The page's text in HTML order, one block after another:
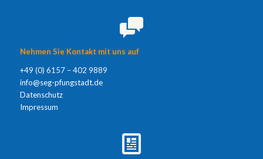
Nehmen Sie Kontakt mit uns auf
+49 (0) 6157 – 402 9889
info@seg-pfungstadt.de
Datenschutz
Impressum